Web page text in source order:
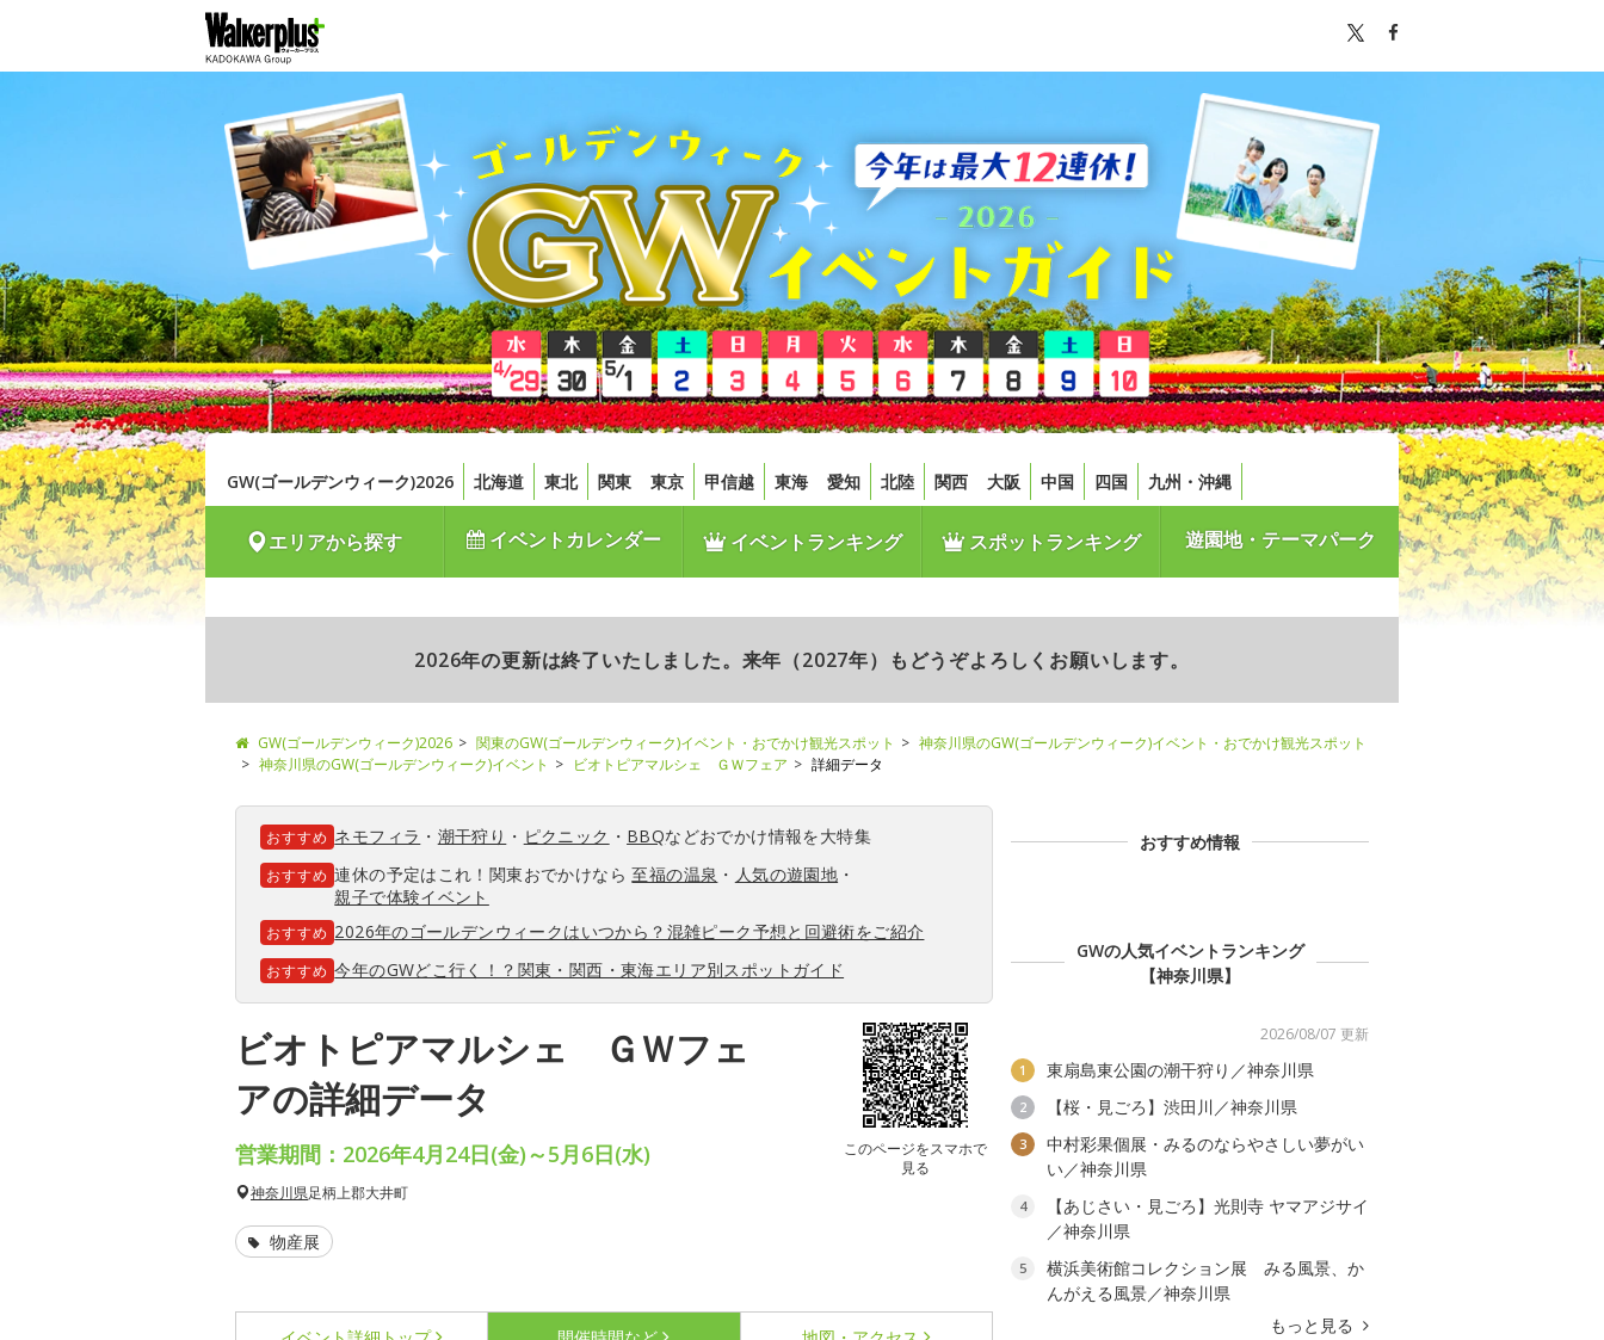
GW(ゴールデンウィーク)2026 北海道 東北 関東 東京 甲信越 東海 愛知 北陸 関西 大阪 中国 四国 九州・沖縄
エリアから探す イベントカレンダー イベントランキング スポットランキング 遊園地・テーマパーク
2026年の更新は終了いたしました。来年（2027年）もどうぞよろしくお願いします。
GW(ゴールデンウィーク)2026 関東のGW(ゴールデンウィーク)イベント・おでかけ観光スポット
神奈川県のGW(ゴールデンウィーク)イベント・おでかけ観光スポット
神奈川県のGW(ゴールデンウィーク)イベント
ビオトピアマルシェ ＧＷフェア 詳細データ
おすすめ ネモフィラ ・ 潮干狩り ・ ピクニック ・ BBQなどおでかけ情報を大特集
おすすめ 連休の予定はこれ！関東おでかけなら至福の温泉 ・ 人気の遊園地 ・
親子で体験イベント
おすすめ 2026年のゴールデンウィークはいつから？混雑ピーク予想と回避術をご紹介
おすすめ 今年のGWどこ行く！？関東・関西・東海エリア別スポットガイド
ビオトピアマルシェ ＧＷフェ
アの詳細データ
このページをスマホで
見る
営業期間：2026年4月24日(金)～5月6日(水)
神奈川県足柄上郡大井町
物産展
おすすめ情報
GWの人気イベントランキング
【神奈川県】
2026/08/07 更新
1 東扇島東公園の潮干狩り／神奈川県
2 【桜・見ごろ】渋田川／神奈川県
3
中村彩果個展・みるのならやさしい夢がい
い／神奈川県
4
【あじさい・見ごろ】光則寺 ヤマアジサイ
／神奈川県
5
横浜美術館コレクション展 みる風景、か
んがえる風景／神奈川県
もっと見る